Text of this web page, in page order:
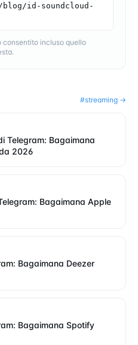
id-soundcloud-
incluso quello
#streaming →
Telegram: Bagaimana
2026
Bagaimana Apple
Bagaimana Deezer
Bagaimana Spotify